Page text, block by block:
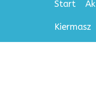
Start
Kiermasz